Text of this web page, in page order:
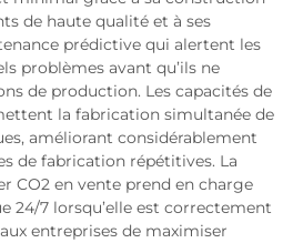
de haute qualité et à ses
prédictive qui alertent les
problèmes avant qu’ils ne
de production. Les capacités de
la fabrication simultanée de
améliorant considérablement
de fabrication répétitives. La
CO2 en vente prend en charge
24/7 lorsqu’elle est correctement
entreprises de maximiser